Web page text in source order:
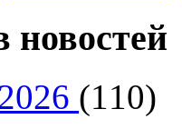
новостей
(110)